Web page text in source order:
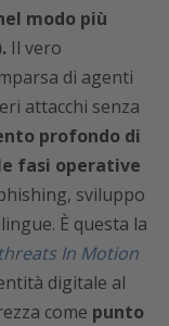
modo più
Il vero
di agenti
attacchi senza
profondo di
fasi operative
sviluppo
È questa la
In Motion
digitale al
come punto